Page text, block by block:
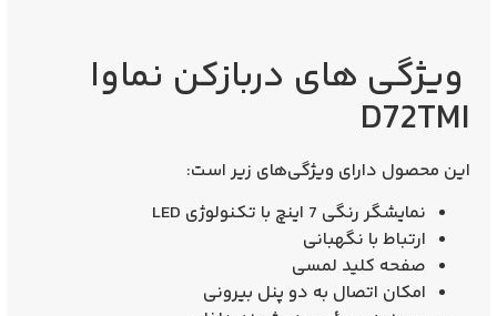
ویژگی های دربازکن نماوا
D72TMI
این محصول دارای ویژگی‌های زیر است:
نمایشگر رنگی 7 اینچ با تکنولوژی LED
ارتباط با نگهبانی
صفحه کلید لمسی
امکان اتصال به دو پنل بیرونی